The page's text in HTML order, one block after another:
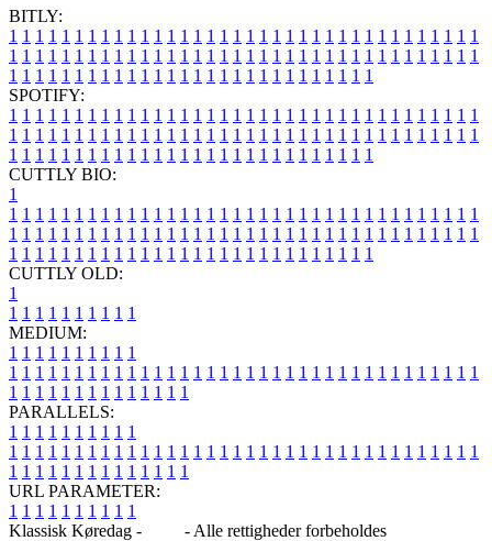
BITLY:
1 1 1 1 1 1 1 1 1 1 1 1 1 1 1 1 1 1 1 1 1 1 1 1 1 1 1 1 1 1 1 1 1 1 1 1
1 1 1 1 1 1 1 1 1 1 1 1 1 1 1 1 1 1 1 1 1 1 1 1 1 1 1 1 1 1 1 1 1 1 1 1
1 1 1 1 1 1 1 1 1 1 1 1 1 1 1 1 1 1 1 1 1 1 1 1 1 1 1 1
SPOTIFY:
1 1 1 1 1 1 1 1 1 1 1 1 1 1 1 1 1 1 1 1 1 1 1 1 1 1 1 1 1 1 1 1 1 1 1 1
1 1 1 1 1 1 1 1 1 1 1 1 1 1 1 1 1 1 1 1 1 1 1 1 1 1 1 1 1 1 1 1 1 1 1 1
1 1 1 1 1 1 1 1 1 1 1 1 1 1 1 1 1 1 1 1 1 1 1 1 1 1 1 1
CUTTLY BIO:
1
1 1 1 1 1 1 1 1 1 1 1 1 1 1 1 1 1 1 1 1 1 1 1 1 1 1 1 1 1 1 1 1 1 1 1 1
1 1 1 1 1 1 1 1 1 1 1 1 1 1 1 1 1 1 1 1 1 1 1 1 1 1 1 1 1 1 1 1 1 1 1 1
1 1 1 1 1 1 1 1 1 1 1 1 1 1 1 1 1 1 1 1 1 1 1 1 1 1 1 1
CUTTLY OLD:
1
1 1 1 1 1 1 1 1 1 1
MEDIUM:
1 1 1 1 1 1 1 1 1 1
1 1 1 1 1 1 1 1 1 1 1 1 1 1 1 1 1 1 1 1 1 1 1 1 1 1 1 1 1 1 1 1 1 1 1 1
1 1 1 1 1 1 1 1 1 1 1 1 1 1
PARALLELS:
1 1 1 1 1 1 1 1 1 1
1 1 1 1 1 1 1 1 1 1 1 1 1 1 1 1 1 1 1 1 1 1 1 1 1 1 1 1 1 1 1 1 1 1 1 1
1 1 1 1 1 1 1 1 1 1 1 1 1 1
URL PARAMETER:
1 1 1 1 1 1 1 1 1 1
Klassisk Køredag -
- Alle rettigheder forbeholdes